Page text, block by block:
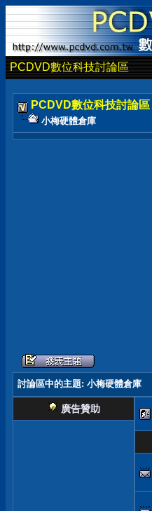
PCDVD數位科技討論區
PCDVD數位科技討論區
小梅硬體倉庫
討論區中的主題: 小梅硬體倉庫
廣告贊助